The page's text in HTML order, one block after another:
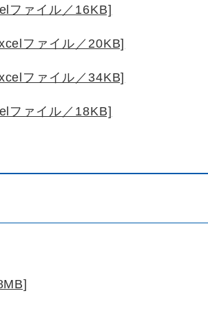
ファイル／16KB]
ファイル／20KB]
ファイル／34KB]
ファイル／18KB]